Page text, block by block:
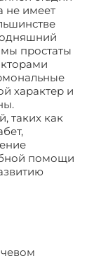
не имеет
простаты
характер и
таких как
помощи